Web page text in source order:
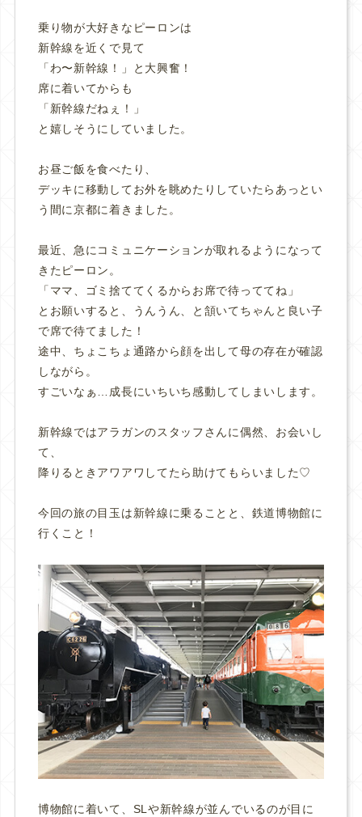
乗り物が大好きなピーロンは
新幹線を近くで見て
「わ〜新幹線！」と大興奮！
席に着いてからも
「新幹線だねぇ！」
と嬉しそうにしていました。
お昼ご飯を食べたり、
デッキに移動してお外を眺めたりしていたらあっとい
う間に京都に着きました。
最近、急にコミュニケーションが取れるようになって
きたピーロン。
「ママ、ゴミ捨ててくるからお席で待っててね」
とお願いすると、うんうん、と頷いてちゃんと良い子
で席で待てました！
途中、ちょこちょ通路から顔を出して母の存在が確認
しながら。
すごいなぁ…成長にいちいち感動してしまいします。
新幹線ではアラガンのスタッフさんに偶然、お会いし
て、
降りるときアワアワしてたら助けてもらいました♡
今回の旅の目玉は新幹線に乗ることと、鉄道博物館に
行くこと！
博物館に着いて、SLや新幹線が並んでいるのが目に